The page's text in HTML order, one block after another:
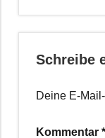
Schreibe
Deine E-
Kommentar *